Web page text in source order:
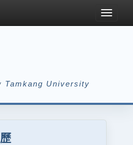
Toggle
Tamkang University